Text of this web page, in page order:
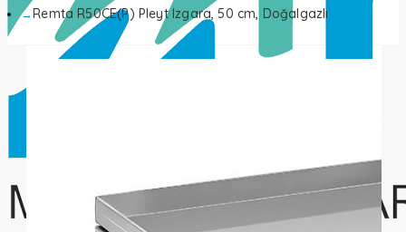
Remta R50CE(P) Pleyt Izgara, 50 cm, Doğalgazlı